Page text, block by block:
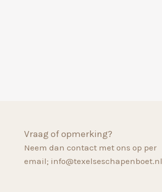
Vraag of opmerking?
Neem dan contact met ons op per
email; info@texelseschapenboet.nl